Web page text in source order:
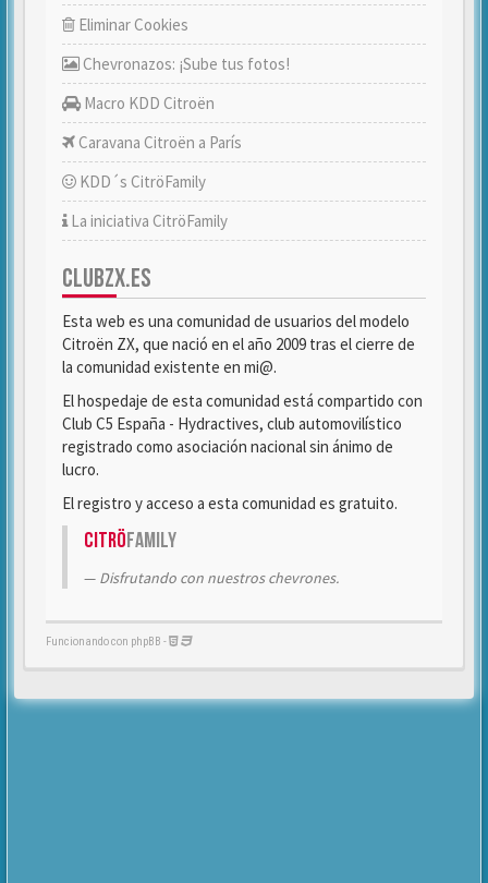
Eliminar Cookies
Chevronazos: ¡Sube tus fotos!
Macro KDD Citroën
Caravana Citroën a París
KDD´s CitröFamily
La iniciativa CitröFamily
CLUBZX.ES
Esta web es una comunidad de usuarios del modelo
Citroën ZX, que nació en el año 2009 tras el cierre de
la comunidad existente en mi@.
El hospedaje de esta comunidad está compartido con
Club C5 España - Hydractives, club automovilístico
registrado como asociación nacional sin ánimo de
lucro.
El registro y acceso a esta comunidad es gratuito.
CitröFamily
Disfrutando con nuestros chevrones.
Funcionando con phpBB -